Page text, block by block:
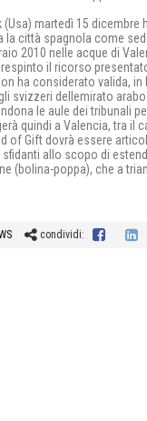
(Usa) martedì 15
città spagnola come
2010 nelle acque di
il ricorso
ha considerato valida, in
svizzeri dellemirato
le aule dei tribunali
quindi a Valencia, tra il
of Gift dovrà essere
allo scopo di
(bolina-poppa), che a
condividi: